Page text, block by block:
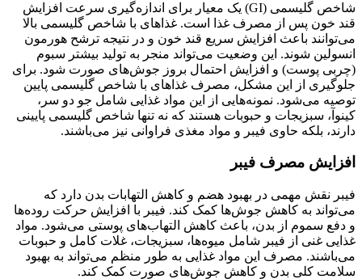
شاخص گلیسمی (GI) یک معیار برای اندازه‌گیری سرعت افزایش
قند خون پس از مصرف غذا است. غذاهای با شاخص گلیسمی بالا
می‌توانند باعث افزایش سریع قند خون و در نتیجه ترشح هورمون
انسولین شوند. این وضعیت می‌تواند منجر به تولید بیشتر سبوم
(چربی پوست) و افزایش احتمال بروز جوش‌های صورت شود. برای
جلوگیری از این مشکل، مصرف غذاهای با شاخص گلیسمی پایین
توصیه می‌شود. نمونه‌هایی از این مواد غذایی شامل جو دو سر،
کینوآ، سبزیجات و حبوبات هستند که نه تنها شاخص گلیسمی پایینی
دارند، بلکه حاوی فیبر و مواد مغذی فراوانی نیز می‌باشند.
افزایش مصرف فیبر
فیبر نقش مهمی در بهبود هضم و کاهش التهابات بدن دارد که
می‌تواند به کاهش جوش‌ها کمک کند. فیبر با افزایش حرکت روده‌ها
و دفع سموم از بدن، باعث کاهش التهاب‌های پوستی می‌شود. مواد
غذایی غنی از فیبر شامل میوه‌ها، سبزیجات، غلات کامل و حبوبات
می‌باشند. مصرف این مواد غذایی به طور منظم می‌تواند به بهبود
سلامت کلی بدن و کاهش جوش‌های صورت کمک کند.